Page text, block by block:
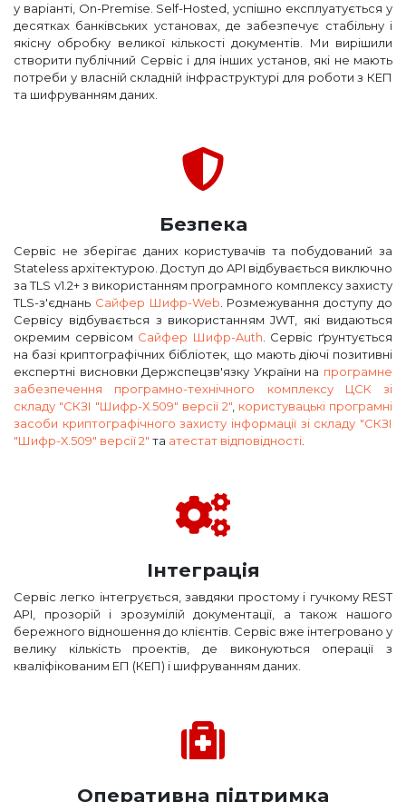
у варіанті, On-Premise. Self-Hosted, успішно експлуатується у
десятках банківських установах, де забезпечує стабільну і
якісну обробку великої кількості документів. Ми вирішили
створити публічний Сервіс і для інших установ, які не мають
потреби у власній складній інфраструктурі для роботи з КЕП
та шифруванням даних.
Безпека
Сервіс не зберігає даних користувачів та побудований за
Stateless архітектурою. Доступ до API відбувається виключно
за TLS v1.2+ з використанням програмного комплексу захисту
TLS-з'єднань Сайфер Шифр-Web . Розмежування доступу до
Сервісу відбувається з використанням JWT, які видаються
окремим сервісом Сайфер Шифр-Auth . Сервіс ґрунтується
на базі криптографічних бібліотек, що мають діючі позитивні
експертні висновки Держспецзв'язку України на програмне
забезпечення програмно-технічного комплексу ЦСК зі
складу "СКЗІ "Шифр-Х.509" версії 2" користувацькі програмні
засоби криптографічного захисту інформації зі складу "СКЗІ
"Шифр-Х.509" версії 2" та атестат відповідності
Інтеграція
Сервіс легко інтегрується, завдяки простому і гучкому REST
API, прозорій і зрозумілій документації, а також нашого
бережного відношення до клієнтів. Сервіс вже інтегровано у
велику кількість проектів, де виконуються операції з
кваліфікованим ЕП (КЕП) і шифруванням даних.
Оперативна підтримка